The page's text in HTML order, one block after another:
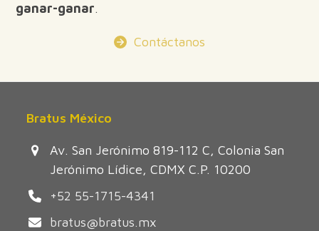
ganar-ganar.
Contáctanos
Bratus México
Av. San Jerónimo 819-112 C, Colonia San
Jerónimo Lídice, CDMX C.P. 10200
+52 55-1715-4341
bratus@bratus.mx